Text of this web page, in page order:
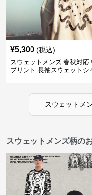
¥5,300 (税込)
スウェットメンズ 春秋対応
プリント 長袖スウェットシ
スウェットメ
スウェットメンズ柄の